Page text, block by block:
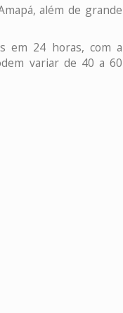
além de grande
em 24 horas, com a
variar de 40 a 60